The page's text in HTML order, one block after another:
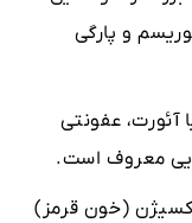
و پارگی
عفونتی
معروف است.
(خون قرمز)